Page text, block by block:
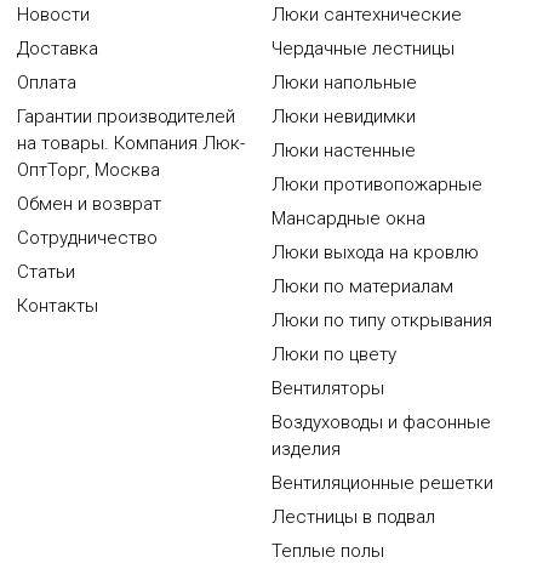
Новости
Доставка
Оплата
Гарантии производителей
на товары. Компания Люк-
ОптТорг, Москва
Обмен и возврат
Сотрудничество
Статьи
Контакты
Люки сантехнические
Чердачные лестницы
Люки напольные
Люки невидимки
Люки настенные
Люки противопожарные
Мансардные окна
Люки выхода на кровлю
Люки по материалам
Люки по типу открывания
Люки по цвету
Вентиляторы
Воздуховоды и фасонные
изделия
Вентиляционные решетки
Лестницы в подвал
Теплые полы